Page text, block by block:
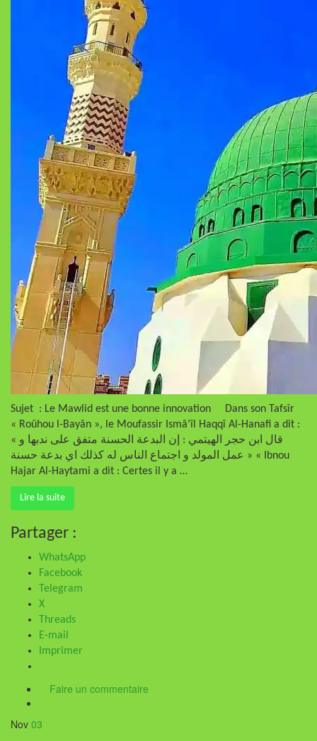
Sujet : Le Mawlid est une bonne innovation Dans son Tafsîr
« Roûhou l-Bayân », le Moufassir Ismâ’îl Haqqî Al-Hanafi a dit :
« قال ابن حجر الهيتمي : إن البدعة الحسنة متفق على ندبها و
عمل المولد و اجتماع الناس له كذلك اي بدعة حسنة » « Ibnou
Hajar Al-Haytami a dit : Certes il y a …
Lire la suite
Partager :
WhatsApp
Facebook
Telegram
X
Threads
E-mail
Imprimer
Faire un commentaire
Nov 03